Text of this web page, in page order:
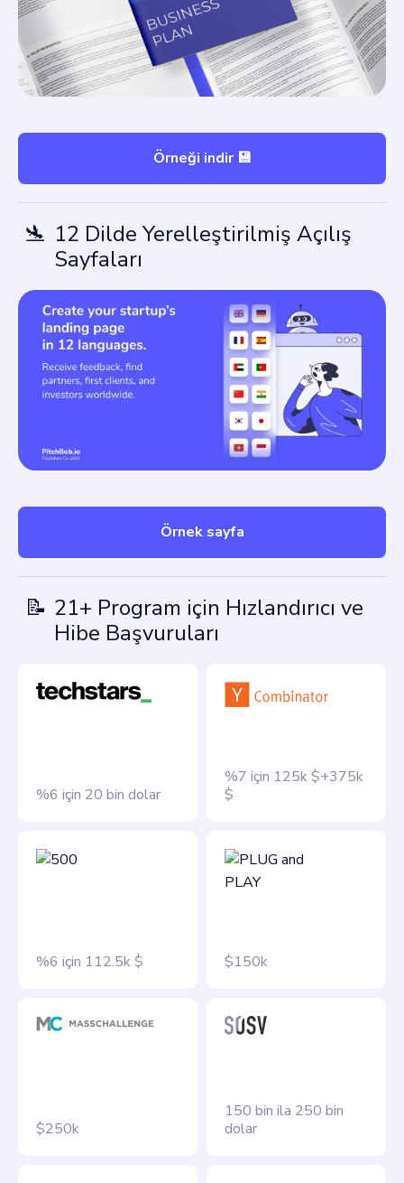
Örneği indir 💾
🛬 12 Dilde Yerelleştirilmiş Açılış
Sayfaları
Örnek sayfa
📝 21+ Program için Hızlandırıcı ve
Hibe Başvuruları
%6 için 20 bin dolar
%7 için 125k $+375k
$
%6 için 112.5k $ $150k
$250k
150 bin ila 250 bin
dolar